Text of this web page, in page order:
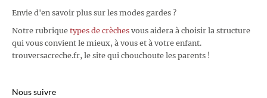
Envie d'en savoir plus sur les modes gardes ?
Notre rubrique types de crèches vous aidera à choisir la structure
qui vous convient le mieux, à vous et à votre enfant.
trouversacreche.fr, le site qui chouchoute les parents !
Nous suivre